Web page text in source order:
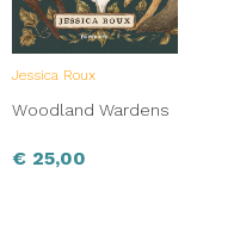
Jessica Roux
Woodland Wardens
€ 25,00